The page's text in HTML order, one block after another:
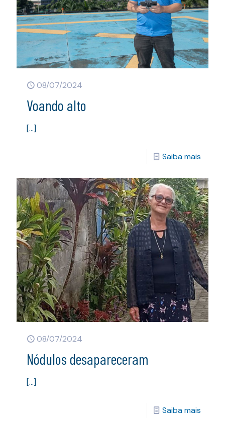
08/07/2024
Voando alto
[…]
Saiba mais
08/07/2024
Nódulos desapareceram
[…]
Saiba mais